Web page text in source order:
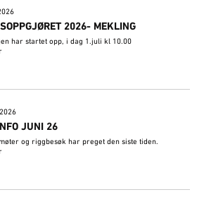
2026- MEKLING
har startet opp, i dag 1.juli kl 10.00
JUNI 26
og riggbesøk har preget den siste tiden.